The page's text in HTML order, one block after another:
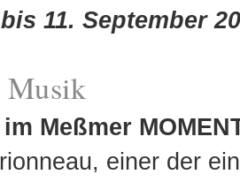
11. September
Musik
Meßmer
einer der